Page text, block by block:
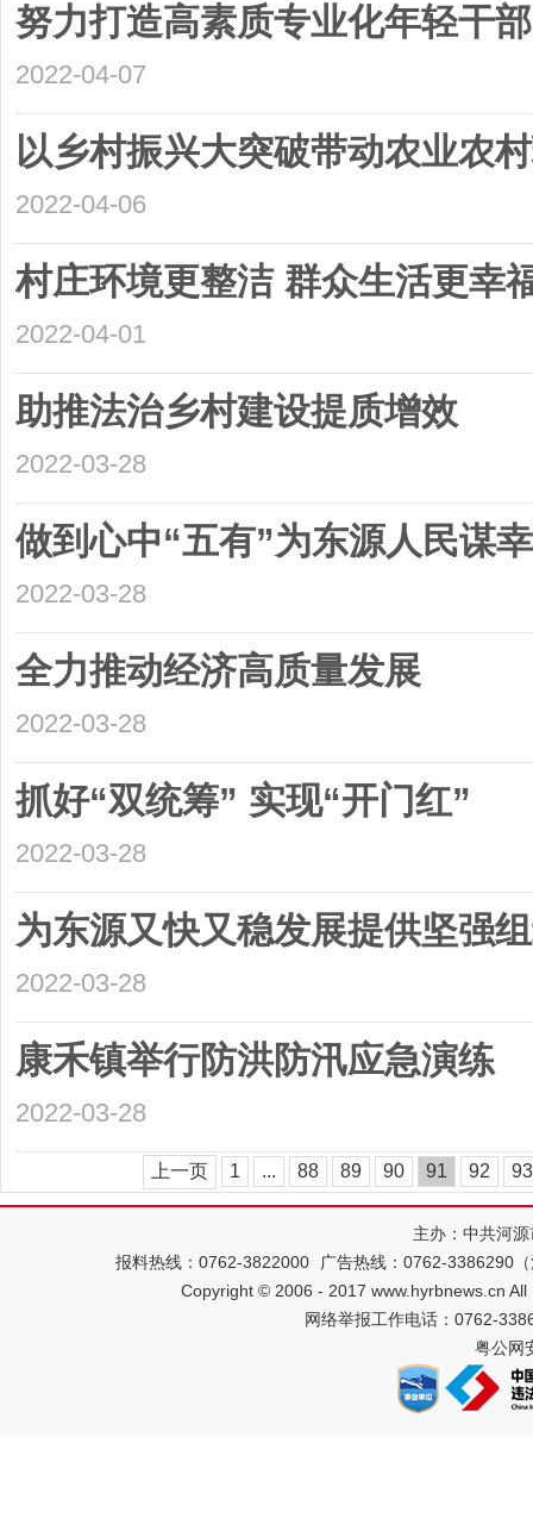
努力打造高素质专业化年轻干
2022-04-07
以乡村振兴大突破带动农业农
2022-04-06
村庄环境更整洁 群众生活更幸
2022-04-01
助推法治乡村建设提质增效
2022-03-28
做到心中“五有”为东源人民谋
2022-03-28
全力推动经济高质量发展
2022-03-28
抓好“双统筹” 实现“开门红”
2022-03-28
为东源又快又稳发展提供坚强
2022-03-28
康禾镇举行防洪防汛应急演练
2022-03-28
上一页 1 ... 88 89 90 91 92 93